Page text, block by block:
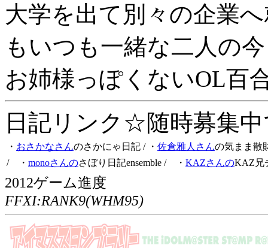
大学を出て別々の企業
もいつも一緒な二人の
お姉様っぽくないOL百
日記リンク☆随時募集
・ おさかなさんのさかにゃ日記 / ・ 佐倉雅人さんの気まま散
/ ・ monoさんのさぼり日記ensemble / ・ KAZさんのKAZ兄
2012ゲーム進度
FFXI:RANK9(WHM95)